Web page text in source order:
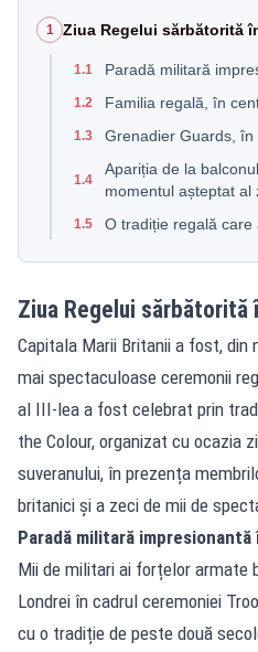
1 Ziua Regelui sărbătorită
1.1 Paradă militară
1.2 Familia regală, în
1.3 Grenadier Guards,
1.4
Apariția de la
momentul așteptat al
1.5 O tradiție regală
Ziua Regelui sărbătorită
Capitala Marii Britanii a fost, din
mai spectaculoase ceremonii
al III-lea a fost celebrat prin
the Colour, organizat cu ocazia
suveranului, în prezența
britanici și a zeci de mii de
Paradă militară
Mii de militari ai forțelor armate
Londrei în cadrul ceremoniei
cu o tradiție de peste două